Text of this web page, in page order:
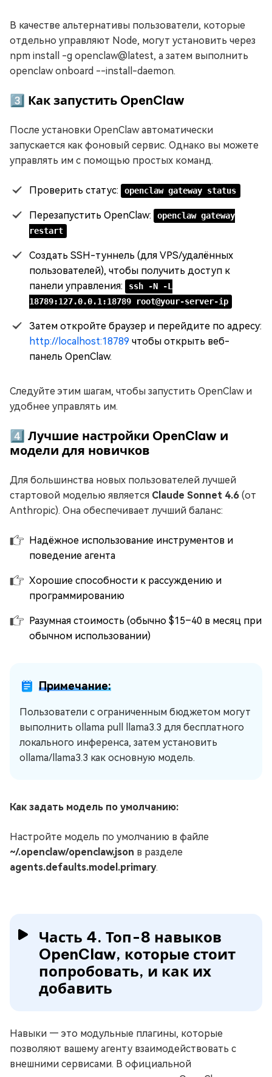
В качестве альтернативы пользователи, которые
отдельно управляют Node, могут установить через
npm install -g openclaw@latest, а затем выполнить
openclaw onboard --install-daemon.
3️⃣ Как запустить OpenClaw
После установки OpenClaw автоматически
запускается как фоновый сервис. Однако вы можете
управлять им с помощью простых команд.
Проверить статус: openclaw gateway status
Перезапустить OpenClaw:
openclaw gateway
restart
Создать SSH-туннель (для VPS/удалённых
пользователей), чтобы получить доступ к
панели управления:
ssh -N -L
18789:127.0.0.1:18789 root@your-server-ip
Затем откройте браузер и перейдите по адресу:
http://localhost:18789 чтобы открыть веб-
панель OpenClaw.
Следуйте этим шагам, чтобы запустить OpenClaw и
удобнее управлять им.
4️⃣ Лучшие настройки OpenClaw и
модели для новичков
Для большинства новых пользователей лучшей
стартовой моделью является Claude Sonnet 4.6 (от
Anthropic). Она обеспечивает лучший баланс:
Надёжное использование инструментов и
поведение агента
Хорошие способности к рассуждению и
программированию
Разумная стоимость (обычно $15–40 в месяц при
обычном использовании)
Примечание:
Пользователи с ограниченным бюджетом могут
выполнить ollama pull llama3.3 для бесплатного
локального инференса, затем установить
ollama/llama3.3 как основную модель.
Как задать модель по умолчанию:
Настройте модель по умолчанию в файле
~/.openclaw/openclaw.json в разделе
agents.defaults.model.primary.
Часть 4. Топ-8 навыков
OpenClaw, которые стоит
попробовать, и как их
добавить
Навыки — это модульные плагины, которые
позволяют вашему агенту взаимодействовать с
внешними сервисами. В официальной